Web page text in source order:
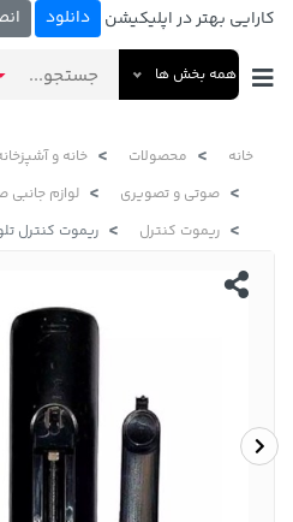
کارایی بهتر در اپلیکیشن دانلود
همه بخش ها
خانه محصولات خانه و
صوتی و تصویری
لوازم
ریموت کنترل
ریموت کنترل